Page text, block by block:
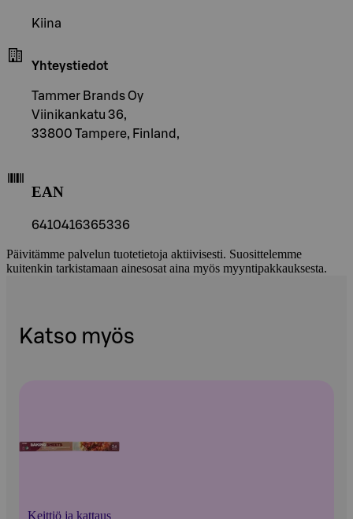
Kiina
Yhteystiedot
Tammer Brands Oy
Viinikankatu 36,
33800 Tampere, Finland,
EAN
6410416365336
Päivitämme palvelun tuotetietoja aktiivisesti. Suosittelemme
kuitenkin tarkistamaan ainesosat aina myös myyntipakkauksesta.
Katso myös
Keittiö ja kattaus